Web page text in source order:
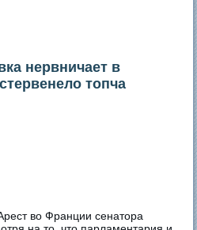
нервничает в
топча
во Франции сенатора